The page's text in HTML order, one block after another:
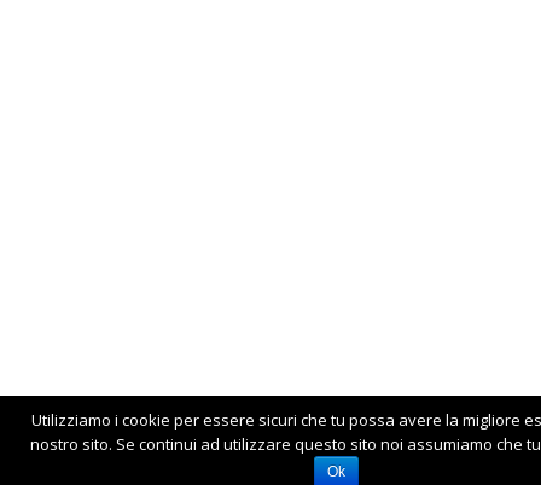
Utilizziamo i cookie per essere sicuri che tu possa avere la migliore
nostro sito. Se continui ad utilizzare questo sito noi assumiamo che
Ok